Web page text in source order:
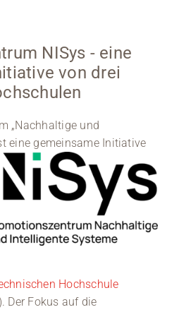
NISys - eine
von drei
„Nachhaltige und
eine gemeinsame Initiative
Hochschule
Der Fokus auf die